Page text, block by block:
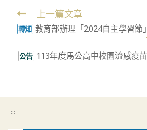
Read
more
上一篇文章
轉知 教育部辦理「2024自主學習節
公告 113年度馬公高中校園流感疫
:::